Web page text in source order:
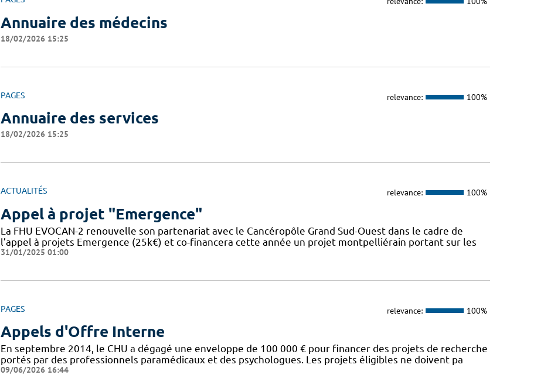
Annuaire des médecins
18/02/2026 15:25
PAGES relevance: 100%
Annuaire des services
18/02/2026 15:25
ACTUALITÉS relevance: 100%
Appel à projet "Emergence"
La FHU EVOCAN-2 renouvelle son partenariat avec le Cancéropôle Grand Sud-Ouest dans le cadre de
l’appel à projets Emergence (25k€) et co-financera cette année un projet montpelliérain portant sur les
31/01/2025 01:00
PAGES relevance: 100%
Appels d'Offre Interne
En septembre 2014, le CHU a dégagé une enveloppe de 100 000 € pour financer des projets de recherche
portés par des professionnels paramédicaux et des psychologues. Les projets éligibles ne doivent pa
09/06/2026 16:44